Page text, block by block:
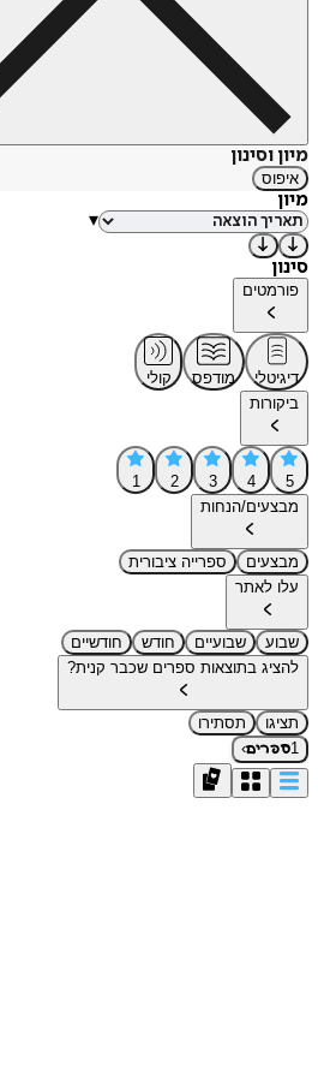
מיון וסינון
איפוס
מיון
▾
סינון
פורמטים
דיגיטלי מודפס
קולי
ביקורות
5
4
3
2
1
מבצעים/הנחות
מבצעים
ספרייה ציבורית
עלו לאתר
שבוע שבועיים חודש
חודשיים
להציג בתוצאות ספרים שכבר קנית?
תציגו
תסתירו
1ספרים›